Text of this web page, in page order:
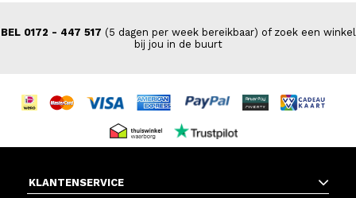
BEL 0172 - 447 517 (5 dagen per week bereikbaar) of zoek een winkel
bij jou in de buurt
KLANTENSERVICE